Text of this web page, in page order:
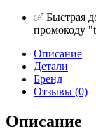
✅ Быстрая
промокоду
Описание
Детали
Бренд
Отзывы (0)
Описание